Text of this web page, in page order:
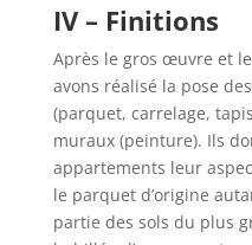
IV – Finitions
Après le gros œuvre et
avons réalisé la pose
(parquet, carrelage,
muraux (peinture). Ils
appartements leur
le parquet d’origine
partie des sols du plus